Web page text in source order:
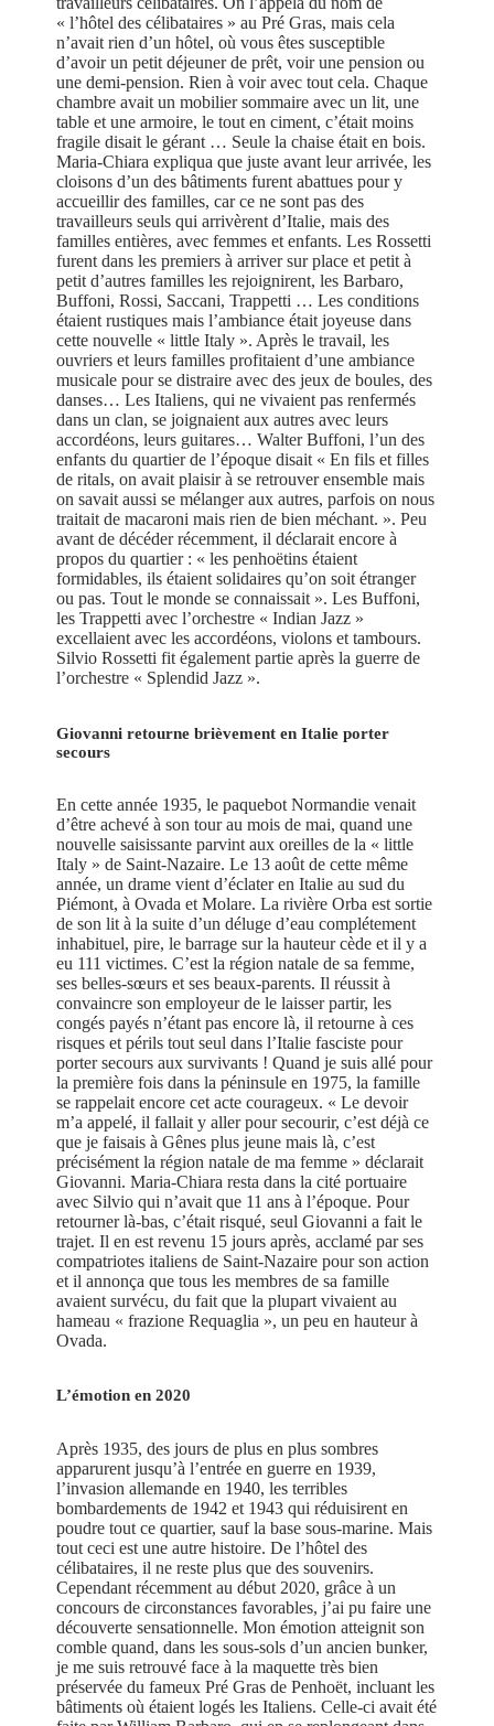
« l’hôtel des célibataires » au Pré Gras, mais cela
n’avait rien d’un hôtel, où vous êtes susceptible
d’avoir un petit déjeuner de prêt, voir une pension ou
une demi-pension. Rien à voir avec tout cela. Chaque
chambre avait un mobilier sommaire avec un lit, une
table et une armoire, le tout en ciment, c’était moins
fragile disait le gérant … Seule la chaise était en bois.
Maria-Chiara expliqua que juste avant leur arrivée, les
cloisons d’un des bâtiments furent abattues pour y
accueillir des familles, car ce ne sont pas des
travailleurs seuls qui arrivèrent d’Italie, mais des
familles entières, avec femmes et enfants. Les Rossetti
furent dans les premiers à arriver sur place et petit à
petit d’autres familles les rejoignirent, les Barbaro,
Buffoni, Rossi, Saccani, Trappetti … Les conditions
étaient rustiques mais l’ambiance était joyeuse dans
cette nouvelle « little Italy ». Après le travail, les
ouvriers et leurs familles profitaient d’une ambiance
musicale pour se distraire avec des jeux de boules, des
danses… Les Italiens, qui ne vivaient pas renfermés
dans un clan, se joignaient aux autres avec leurs
accordéons, leurs guitares… Walter Buffoni, l’un des
enfants du quartier de l’époque disait « En fils et filles
de ritals, on avait plaisir à se retrouver ensemble mais
on savait aussi se mélanger aux autres, parfois on nous
traitait de macaroni mais rien de bien méchant. ». Peu
avant de décéder récemment, il déclarait encore à
propos du quartier : « les penhoëtins étaient
formidables, ils étaient solidaires qu’on soit étranger
ou pas. Tout le monde se connaissait ». Les Buffoni,
les Trappetti avec l’orchestre « Indian Jazz »
excellaient avec les accordéons, violons et tambours.
Silvio Rossetti fit également partie après la guerre de
l’orchestre « Splendid Jazz ».
Giovanni retourne brièvement en Italie porter
secours
En cette année 1935, le paquebot Normandie venait
d’être achevé à son tour au mois de mai, quand une
nouvelle saisissante parvint aux oreilles de la « little
Italy » de Saint-Nazaire. Le 13 août de cette même
année, un drame vient d’éclater en Italie au sud du
Piémont, à Ovada et Molare. La rivière Orba est sortie
de son lit à la suite d’un déluge d’eau complétement
inhabituel, pire, le barrage sur la hauteur cède et il y a
eu 111 victimes. C’est la région natale de sa femme,
ses belles-sœurs et ses beaux-parents. Il réussit à
convaincre son employeur de le laisser partir, les
congés payés n’étant pas encore là, il retourne à ces
risques et périls tout seul dans l’Italie fasciste pour
porter secours aux survivants ! Quand je suis allé pour
la première fois dans la péninsule en 1975, la famille
se rappelait encore cet acte courageux. « Le devoir
m’a appelé, il fallait y aller pour secourir, c’est déjà ce
que je faisais à Gênes plus jeune mais là, c’est
précisément la région natale de ma femme » déclarait
Giovanni. Maria-Chiara resta dans la cité portuaire
avec Silvio qui n’avait que 11 ans à l’époque. Pour
retourner là-bas, c’était risqué, seul Giovanni a fait le
trajet. Il en est revenu 15 jours après, acclamé par ses
compatriotes italiens de Saint-Nazaire pour son action
et il annonça que tous les membres de sa famille
avaient survécu, du fait que la plupart vivaient au
hameau « frazione Requaglia », un peu en hauteur à
Ovada.
L’émotion en 2020
Après 1935, des jours de plus en plus sombres
apparurent jusqu’à l’entrée en guerre en 1939,
l’invasion allemande en 1940, les terribles
bombardements de 1942 et 1943 qui réduisirent en
poudre tout ce quartier, sauf la base sous-marine. Mais
tout ceci est une autre histoire. De l’hôtel des
célibataires, il ne reste plus que des souvenirs.
Cependant récemment au début 2020, grâce à un
concours de circonstances favorables, j’ai pu faire une
découverte sensationnelle. Mon émotion atteignit son
comble quand, dans les sous-sols d’un ancien bunker,
je me suis retrouvé face à la maquette très bien
préservée du fameux Pré Gras de Penhoët, incluant les
bâtiments où étaient logés les Italiens. Celle-ci avait été